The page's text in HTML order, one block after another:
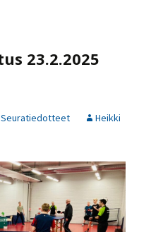
23.2.2025
Seuratiedotteet
Heikki